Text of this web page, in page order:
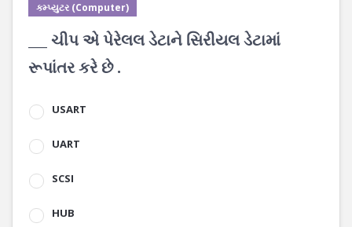
કમ્પ્યુટર (Computer)
___ ચીપ એ પેરેલલ ડેટાને સિરીયલ ડેટામાં
રૂપાંતર કરે છે .
USART
UART
SCSI
HUB